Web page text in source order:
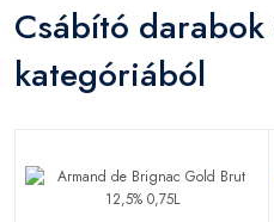
Csábító darabok
kategóriából